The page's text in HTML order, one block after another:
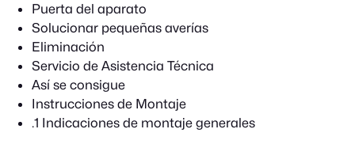
Puerta del aparato
Solucionar pequeñas averías
Eliminación
Servicio de Asistencia Técnica
Así se consigue
Instrucciones de Montaje
.1 Indicaciones de montaje generales